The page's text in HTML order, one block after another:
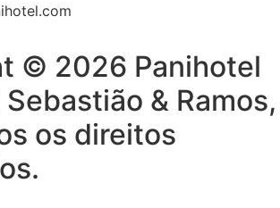
© 2026 Panihotel
& Ramos,
os direitos